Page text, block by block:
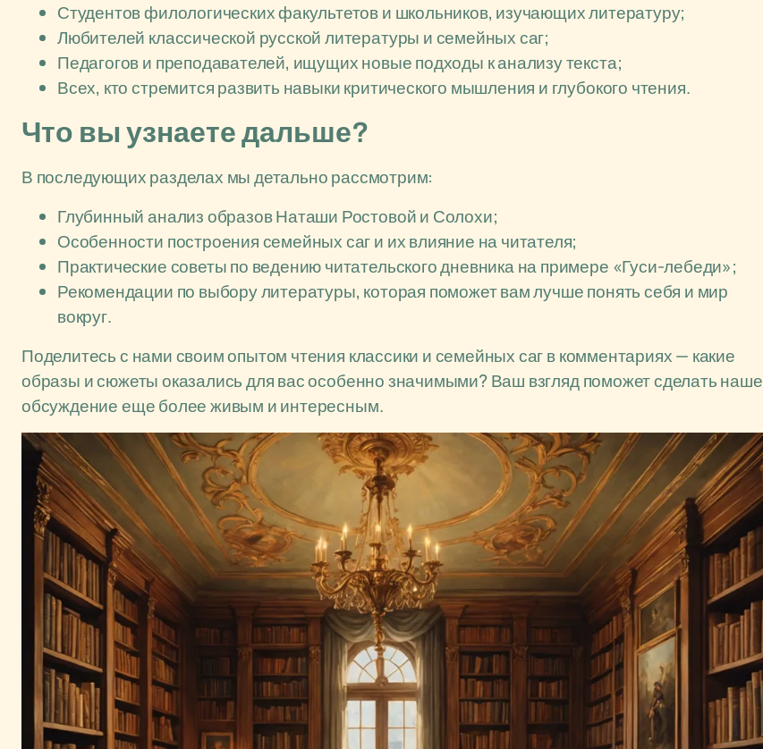
Студентов филологических факультетов и школьников, изучающих литературу;
Любителей классической русской литературы и семейных саг;
Педагогов и преподавателей, ищущих новые подходы к анализу текста;
Всех, кто стремится развить навыки критического мышления и глубокого чтения.
Что вы узнаете дальше?
В последующих разделах мы детально рассмотрим:
Глубинный анализ образов Наташи Ростовой и Солохи;
Особенности построения семейных саг и их влияние на читателя;
Практические советы по ведению читательского дневника на примере «Гуси-лебеди»;
Рекомендации по выбору литературы, которая поможет вам лучше понять себя и мир
вокруг.
Поделитесь с нами своим опытом чтения классики и семейных саг в комментариях — какие
образы и сюжеты оказались для вас особенно значимыми? Ваш взгляд поможет сделать наше
обсуждение еще более живым и интересным.